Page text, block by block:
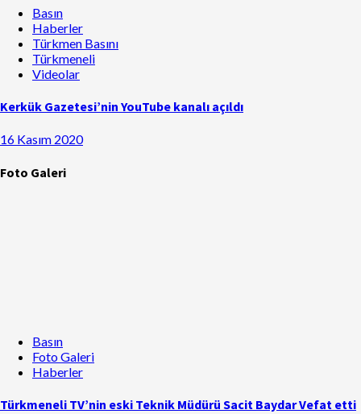
Basın
Haberler
Türkmen Basını
Türkmeneli
Videolar
Kerkük Gazetesi’nin YouTube kanalı açıldı
16 Kasım 2020
Foto Galeri
Basın
Foto Galeri
Haberler
Türkmeneli TV’nin eski Teknik Müdürü Sacit Baydar Vefat etti